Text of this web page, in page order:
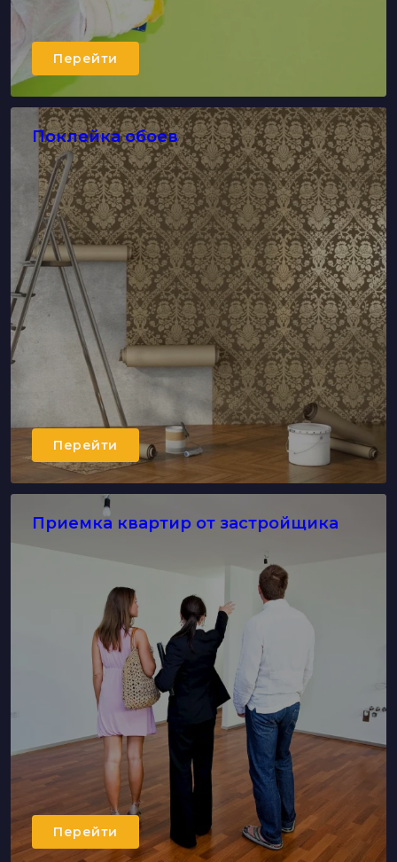
Перейти
Поклейка обоев
Перейти
Приемка квартир от застройщика
Перейти